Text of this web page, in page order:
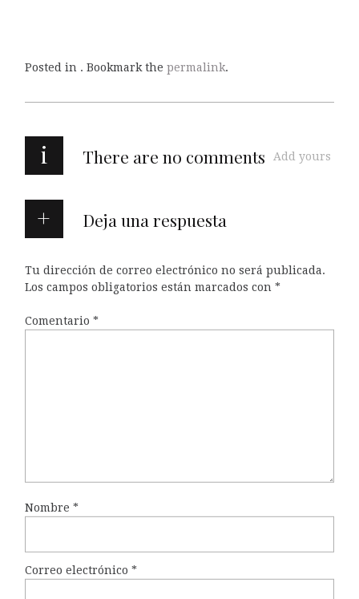
Posted in . Bookmark the permalink.
i There are no comments Add yours
Deja una respuesta
Tu dirección de correo electrónico no será publicada.
Los campos obligatorios están marcados con *
Comentario *
Nombre *
Correo electrónico *